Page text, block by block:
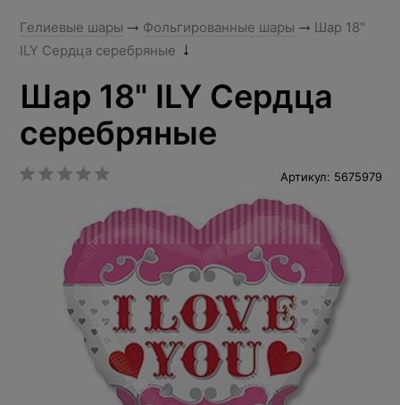
Гелиевые шары Фольгированные шары
Шар 18"
ILY Сердца серебряные
Шар 18" ILY Сердца
серебряные
Артикул: 5675979